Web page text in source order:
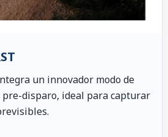
un innovador modo de
pre-disparo, ideal para capturar